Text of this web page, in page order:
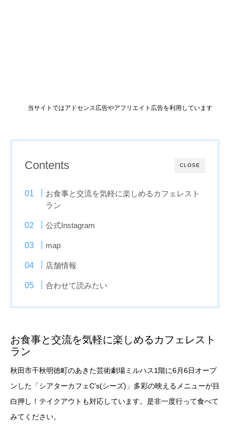
当サイトではアドセンス広告やアフリエイト広告を利用しています
CLOSE
Contents
お食事と交流を気軽に楽しめるカフェレスト
ラン
公式Instagram
map
店舗情報
合わせて読みたい
お食事と交流を気軽に楽しめるカフェレスト
ラン
秋田市千秋明徳町のあきた芸術劇場ミルハス1階に6月6日オープ
ンした「シアターカフェC’s(シーズ)」多彩の映えるメニューが目
白押し！テイクアウトも対応しています。是非一度行って食べて
みてください。